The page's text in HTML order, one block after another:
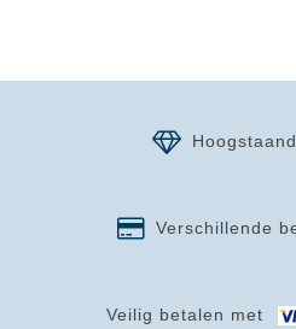
Veilig betalen met
Verschillende